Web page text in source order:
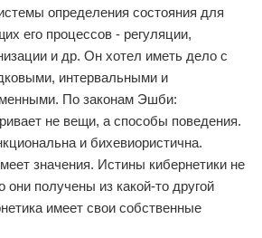
определения состояния для
его процессов - регуляции,
и др. Он хотел иметь дело с
интервальными и
По законам Эшби:
не вещи, а способы поведения.
и бихевиористична.
значения. Истины кибернетики не
получены из какой-то другой
имеет свои собственные